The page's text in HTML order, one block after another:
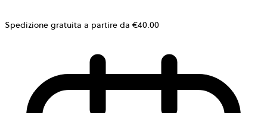
Spedizione gratuita a partire da €40.00